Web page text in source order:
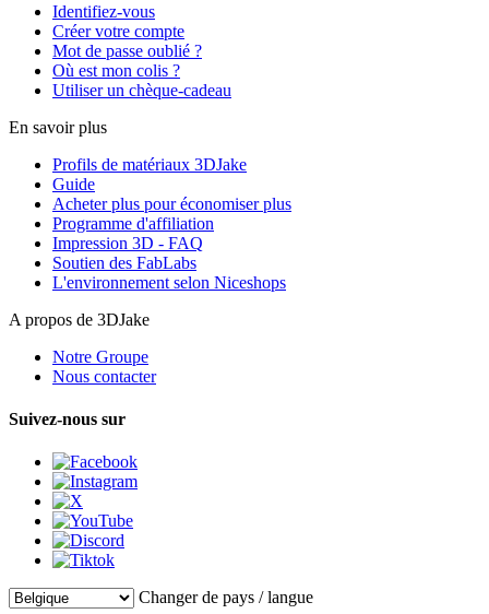
Identifiez-vous
Créer votre compte
Mot de passe oublié ?
Où est mon colis ?
Utiliser un chèque-cadeau
En savoir plus
Profils de matériaux 3DJake
Guide
Acheter plus pour économiser plus
Programme d'affiliation
Impression 3D - FAQ
Soutien des FabLabs
L'environnement selon Niceshops
A propos de 3DJake
Notre Groupe
Nous contacter
Suivez-nous sur
Changer de pays / langue